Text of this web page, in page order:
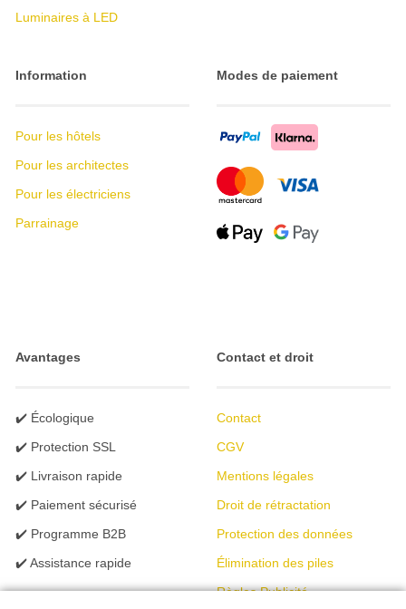
Luminaires à LED
Information
Pour les hôtels
Pour les architectes
Pour les électriciens
Parrainage
Modes de paiement
Avantages
✔️ Écologique
✔️ Protection SSL
✔️ Livraison rapide
✔️ Paiement sécurisé
✔️ Programme B2B
✔️ Assistance rapide
Contact et droit
Contact
CGV
Mentions légales
Droit de rétractation
Protection des données
Élimination des piles
Règles Publicité